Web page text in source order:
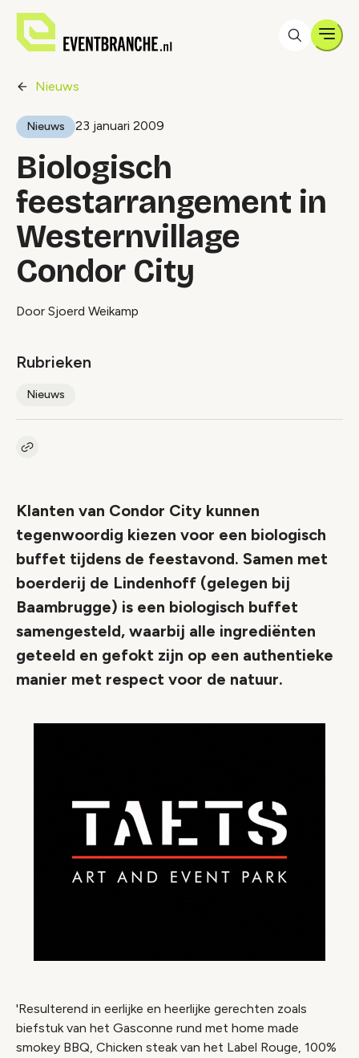
Nieuws
Nieuws 23 januari 2009
Biologisch
feestarrangement in
Westernvillage
Condor City
Door Sjoerd Weikamp
Rubrieken
Nieuws
Kopieer link naar artikel
Klanten van Condor City kunnen
tegenwoordig kiezen voor een biologisch
buffet tijdens de feestavond. Samen met
boerderij de Lindenhoff (gelegen bij
Baambrugge) is een biologisch buffet
samengesteld, waarbij alle ingrediënten
geteeld en gefokt zijn op een authentieke
manier met respect voor de natuur.
'Resulterend in eerlijke en heerlijke gerechten zoals
biefstuk van het Gasconne rund met home made
smokey BBQ, Chicken steak van het Label Rouge, 100%